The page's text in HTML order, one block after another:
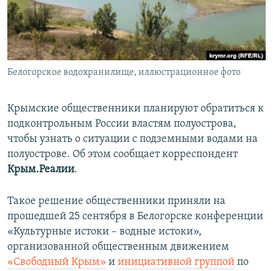
ПОБЕДИТЕЛЕЙ НЕ СУДЯТ?
КРЫМ.НЕПОКОРЕННЫЙ
ELIFBE
УКРАИНСКАЯ ПРОБЛЕМА КРЫМА
ПРИСОЕДИНЯЙТЕСЬ!
Белогорское водохранилище, иллюстрационное фото
Крымские общественники планируют обратиться к
подконтрольным России властям полуострова,
чтобы узнать о ситуации с подземными водами на
полуострове. Об этом сообщает корреспондент
Крым.Реалии.
Такое решение общественники приняли на
прошедшей 25 сентября в Белогорске конференции
«Культурные истоки – водные истоки»,
организованной общественным движением
«Свободный Крым» и инициативной группой по